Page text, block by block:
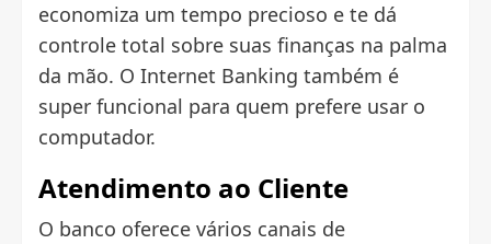
economiza um tempo precioso e te dá
controle total sobre suas finanças na palma
da mão. O Internet Banking também é
super funcional para quem prefere usar o
computador.
Atendimento ao Cliente
O banco oferece vários canais de